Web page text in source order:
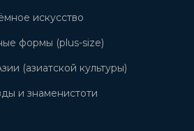
искусство
формы (plus-size)
(азиатской культуры)
и знаменистоти